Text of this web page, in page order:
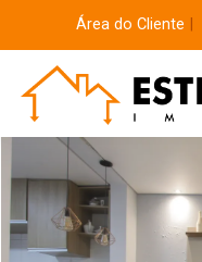
Área do Cliente